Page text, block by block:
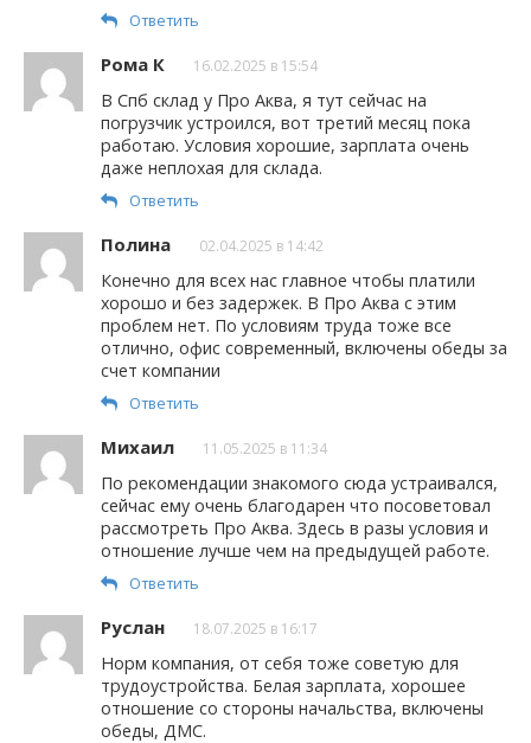
Ответить
Рома К 16.02.2025 в 15:54
В Спб склад у Про Аква, я тут сейчас на
погрузчик устроился, вот третий месяц пока
работаю. Условия хорошие, зарплата очень
даже неплохая для склада.
Ответить
Полина 02.04.2025 в 14:42
Конечно для всех нас главное чтобы платили
хорошо и без задержек. В Про Аква с этим
проблем нет. По условиям труда тоже все
отлично, офис современный, включены обеды за
счет компании
Ответить
Михаил 11.05.2025 в 11:34
По рекомендации знакомого сюда устраивался,
сейчас ему очень благодарен что посоветовал
рассмотреть Про Аква. Здесь в разы условия и
отношение лучше чем на предыдущей работе.
Ответить
Руслан 18.07.2025 в 16:17
Норм компания, от себя тоже советую для
трудоустройства. Белая зарплата, хорошее
отношение со стороны начальства, включены
обеды, ДМС.